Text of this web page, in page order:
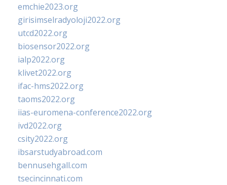
emchie2023.org
girisimselradyoloji2022.org
utcd2022.org
biosensor2022.org
ialp2022.org
klivet2022.org
ifac-hms2022.org
taoms2022.org
iias-euromena-conference2022.org
ivd2022.org
csity2022.org
ibsarstudyabroad.com
bennusehgall.com
tsecincinnati.com